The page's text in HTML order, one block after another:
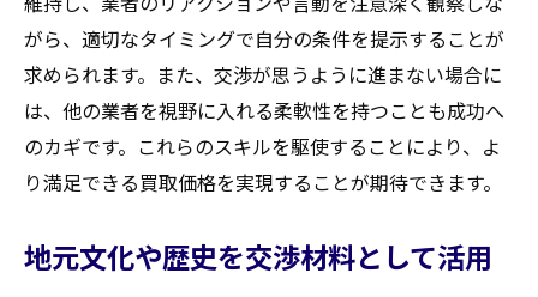
がら、適切なタイミングで自分の条件を提示することが
求められます。また、交渉が思うように進まない場合に
は、他の業者を視野に入れる柔軟性を持つことも成功へ
のカギです。これらのスキルを駆使することにより、よ
り満足できる買取価格を実現することが期待できます。
地元文化や歴史を交渉材料として活用